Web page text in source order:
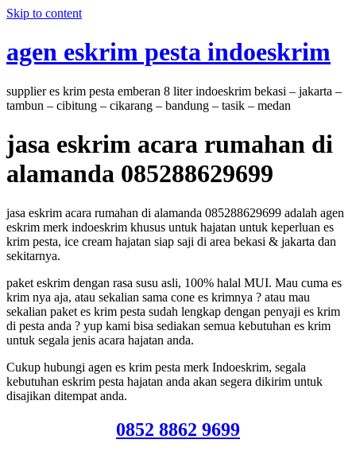
Skip to content
agen eskrim pesta indoeskrim
supplier es krim pesta emberan 8 liter indoeskrim bekasi – jakarta –
tambun – cibitung – cikarang – bandung – tasik – medan
jasa eskrim acara rumahan di
alamanda 085288629699
jasa eskrim acara rumahan di alamanda 085288629699 adalah agen
eskrim merk indoeskrim khusus untuk hajatan untuk keperluan es
krim pesta, ice cream hajatan siap saji di area bekasi & jakarta dan
sekitarnya.
paket eskrim dengan rasa susu asli, 100% halal MUI. Mau cuma es
krim nya aja, atau sekalian sama cone es krimnya ? atau mau
sekalian paket es krim pesta sudah lengkap dengan penyaji es krim
di pesta anda ? yup kami bisa sediakan semua kebutuhan es krim
untuk segala jenis acara hajatan anda.
Cukup hubungi agen es krim pesta merk Indoeskrim, segala
kebutuhan eskrim pesta hajatan anda akan segera dikirim untuk
disajikan ditempat anda.
0852 8862 9699